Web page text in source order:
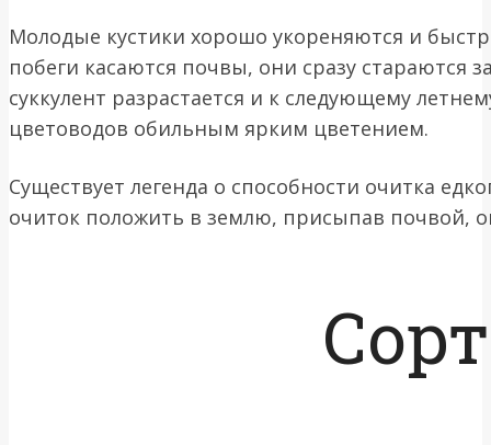
Молодые кустики хорошо укореняются и
побеги касаются почвы, они сразу стараются
суккулент разрастается и к следующему
цветоводов обильным ярким цветением.
Существует легенда о способности очитка
очиток положить в землю, присыпав почвой,